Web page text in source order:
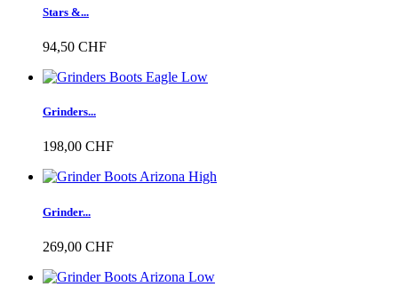
Stars &...
94,50 CHF
Grinders...
198,00 CHF
Grinder...
269,00 CHF